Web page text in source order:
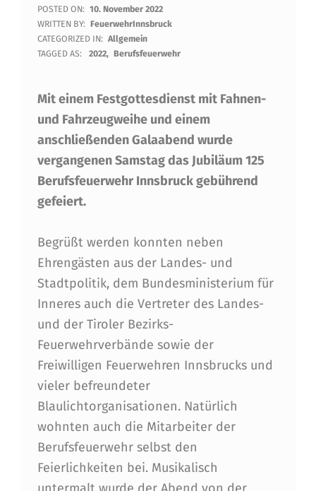
H
A
P
P
Y
B
I
R
T
H
D
A
Y
B
E
R
U
F
S
POSTED ON: 10. November 2022
WRITTEN BY: FeuerwehrInnsbruck
CATEGORIZED IN: Allgemein
TAGGED AS:
2022 Berufsfeuerwehr
Mit einem Festgottesdienst mit Fahnen-
und Fahrzeugweihe und einem
anschließenden Galaabend wurde
vergangenen Samstag das Jubiläum 125
Berufsfeuerwehr Innsbruck gebührend
gefeiert.
Begrüßt werden konnten neben
Ehrengästen aus der Landes- und
Stadtpolitik, dem Bundesministerium für
Inneres auch die Vertreter des Landes-
und der Tiroler Bezirks-
Feuerwehrverbände sowie der
Freiwilligen Feuerwehren Innsbrucks und
vieler befreundeter
Blaulichtorganisationen. Natürlich
wohnten auch die Mitarbeiter der
Berufsfeuerwehr selbst den
Feierlichkeiten bei. Musikalisch